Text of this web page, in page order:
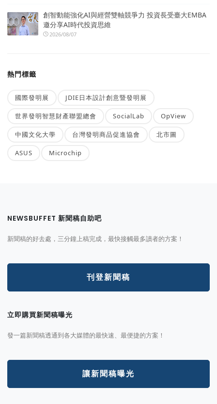
創智動能強化AI與經營雙軸競爭力 投資長受臺大EMBA
邀分享AI時代投資思維
2026/08/07
熱門標籤
國際發明展 JDIE日本設計創意暨發明展
世界發明智慧財產聯盟總會 SocialLab OpView
中國文化大學 台灣發明商品促進協會 北市圖
ASUS Microchip
NEWSBUFFET 新聞稿自助吧
新聞稿的好去處，三分鐘上稿完成，最快接觸最多讀者的方案！
刊登新聞稿
立即購買新聞稿曝光
發一篇新聞稿透通到各大媒體的最快速、最便捷的方案！
讓新聞稿曝光